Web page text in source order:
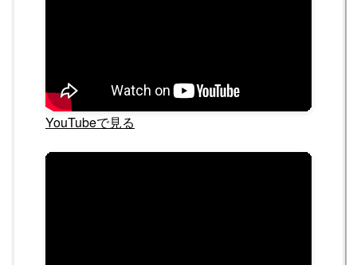
YouTubeで見る